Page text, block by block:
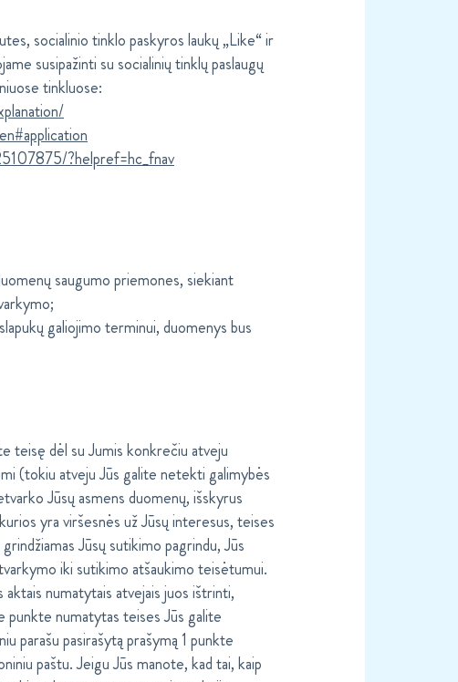
socialinio tinklo paskyros laukų „Like“ ir
susipažinti su socialinių tinklų paslaugų
tinkluose:
?helpref=hc_fnav
saugumo priemones, siekiant
galiojimo terminui, duomenys bus
teisę dėl su Jumis konkrečiu atveju
(tokiu atveju Jūs galite netekti galimybės
Jūsų asmens duomenų, išskyrus
yra viršesnės už Jūsų interesus, teises
Jūsų sutikimo pagrindu, Jūs
iki sutikimo atšaukimo teisėtumui.
numatytais atvejais juos ištrinti,
punkte numatytas teises Jūs galite
parašu pasirašytą prašymą 1 punkte
paštu. Jeigu Jūs manote, kad tai, kaip